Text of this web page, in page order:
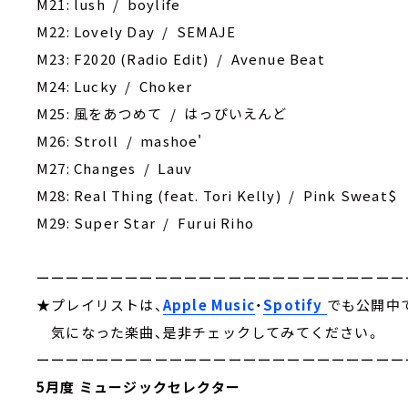
M22: Lovely Day / SEMAJE
M23: F2020 (Radio Edit) / Avenue Beat
M24: Lucky / Choker
M25: 風をあつめて / はっぴいえんど
M26: Stroll / mashoe'
M27: Changes / Lauv
M28: Real Thing (feat. Tori Kelly) / Pink Sweat$
M29: Super Star / Furui Riho
ーーーーーーーーーーーーーーーーーーーーーーーーー
★プレイリストは、 Apple Music・Spotify でも公開中
気になった楽曲、是非チェックしてみてください。
ーーーーーーーーーーーーーーーーーーーーーーーーー
5月度 ミュージックセレクター